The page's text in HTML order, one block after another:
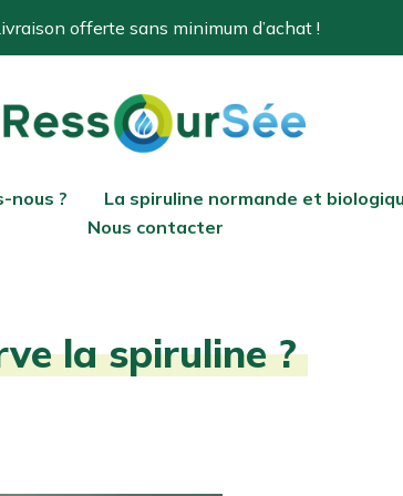
offerte sans minimum d’achat !
nous ? La spiruline normande et
Nous contacter
la spiruline ?